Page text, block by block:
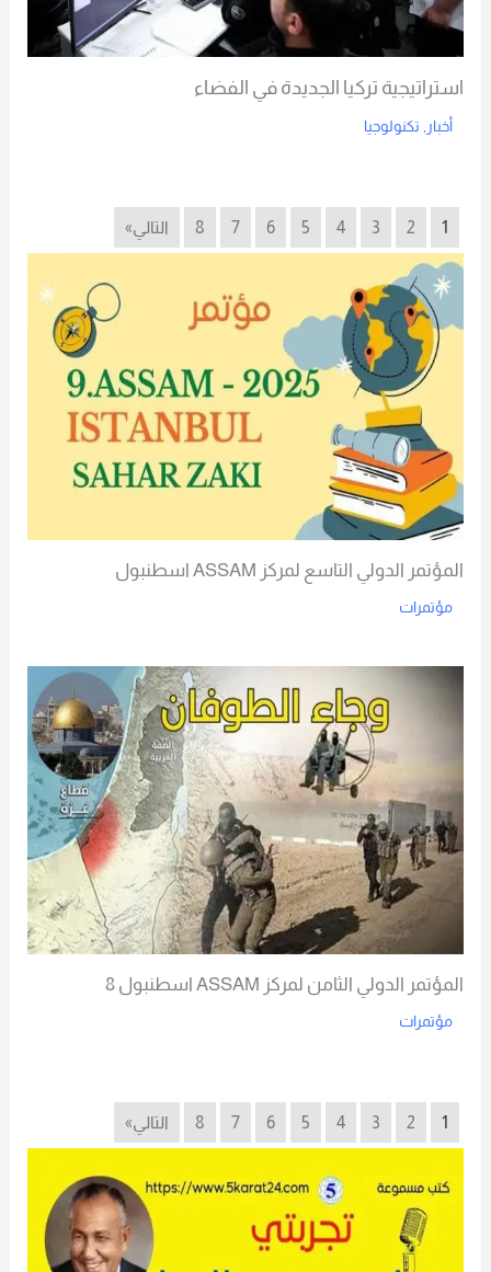
استراتيجية تركيا الجديدة في الفضاء
أخبار تكنولوجيا
1
2
3
4
5
6
7
8 التالي»
المؤتمر الدولي التاسع لمركز ASSAM اسطنبول
مؤتمرات
المؤتمر الدولي الثامن لمركز ASSAM اسطنبول 8
مؤتمرات
1
2
3
4
5
6
7
8 التالي»